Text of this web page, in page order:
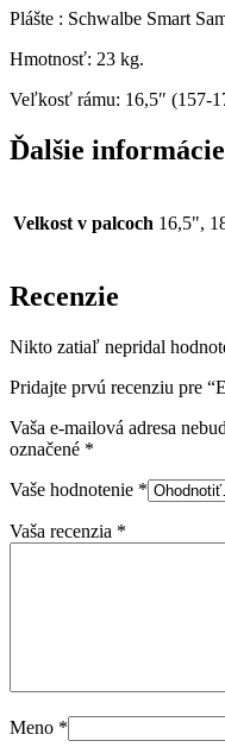
Plášte : Schwalbe Smart
Hmotnosť: 23 kg.
Veľkosť rámu: 16,5″ (157-
Ďalšie informácie
Velkost v palcoch 16,5",
Recenzie
Nikto zatiaľ nepridal
Pridajte prvú recenziu pre
Vaša e-mailová adresa
označené *
Vaše hodnotenie *
Vaša recenzia *
Meno *